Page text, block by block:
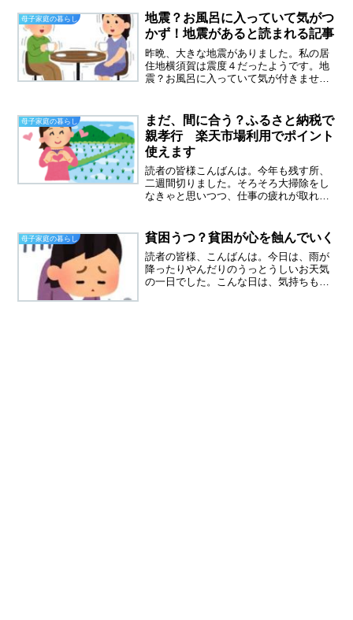
です。入学金で消えてしまう貯金しかあ
りません。(-_-;)老後...
母子家庭の暮らし
地震？お風呂に入っていて気がつ
かず！地震があると読まれる記事
昨晩、大きな地震がありました。私の居
住地横須賀は震度４だったようです。地
震？お風呂に入っていて気が付きません
た。お風呂から上がりテレビをつけると
地震速報が流れていて初めて...
母子家庭の暮らし
まだ、間に合う？ふるさと納税で
親孝行 楽天市場利用でポイント
使えます
読者の皆様こんばんは。今年も残す所、
二週間切りました。そろそろ大掃除をし
なきゃと思いつつ、仕事の疲れが取れ
しろとうるさくいう夫が、いないので。
ところで、読者の皆様はふる...
母子家庭の暮らし 貧困うつ？貧困が心を蝕んでいく
読者の皆様、こんばんは。今日は、雨が
降ったりやんだりのうっとうしいお天気
の一日でした。こんな日は、気持ちも落